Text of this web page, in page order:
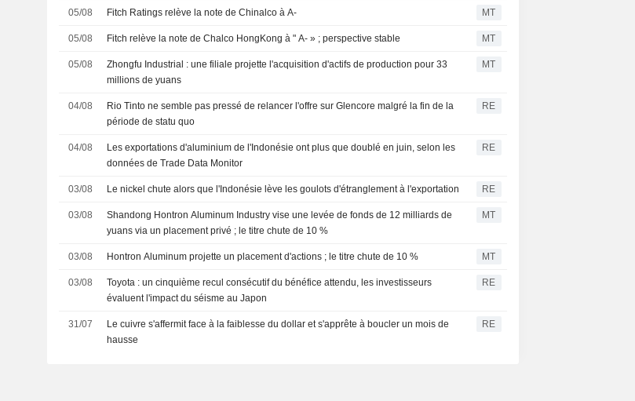
05/08 Fitch Ratings relève la note de Chinalco à A- MT
05/08 Fitch relève la note de Chalco HongKong à " A- » ; perspective stable MT
05/08
Zhongfu Industrial : une filiale projette l'acquisition d'actifs de production pour 33
millions de yuans
MT
04/08
Rio Tinto ne semble pas pressé de relancer l'offre sur Glencore malgré la fin de la
période de statu quo
RE
04/08
Les exportations d'aluminium de l'Indonésie ont plus que doublé en juin, selon les
données de Trade Data Monitor
RE
03/08 Le nickel chute alors que l'Indonésie lève les goulots d'étranglement à l'exportation RE
03/08
Shandong Hontron Aluminum Industry vise une levée de fonds de 12 milliards de
yuans via un placement privé ; le titre chute de 10 %
MT
03/08 Hontron Aluminum projette un placement d'actions ; le titre chute de 10 % MT
03/08
Toyota : un cinquième recul consécutif du bénéfice attendu, les investisseurs
évaluent l'impact du séisme au Japon
RE
31/07
Le cuivre s'affermit face à la faiblesse du dollar et s'apprête à boucler un mois de
hausse
RE